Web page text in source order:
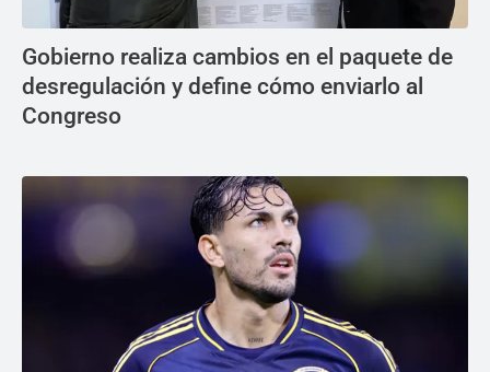
Gobierno realiza cambios en el paquete de
desregulación y define cómo enviarlo al
Congreso